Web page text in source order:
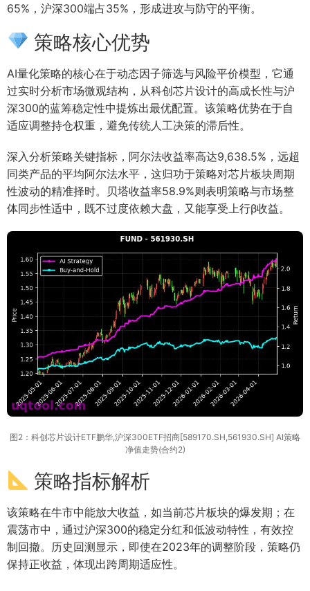
65%，沪深300端占35%，形成进攻与防守的平衡。
策略核心优势
AI量化策略的核心在于动态因子筛选与风险平价模型，它通
过实时分析市场微观结构，从科创芯片设计的高成长性与沪
深300的蓝筹稳定性中提炼出最优配置。该策略优势在于自
适应调整持仓权重，避免传统人工决策的滞后性。
深入分析策略关键指标，阿尔法收益率高达9,638.5%，远超
同类产品的平均阿尔法水平，这归功于策略对芯片板块周期
性波动的精准择时。贝塔收益率58.9%则表明策略与市场整
体同步性适中，既不过度依赖大盘，又能享受上行β收益。
图2：科创芯片设计ETF鹏华,沪深300ETF招商[589170.SH,561930.SH] AI策略
净值走势(合约2)
策略指标解析
该策略在牛市中能放大收益，如当前芯片板块的爆发期；在
震荡市中，通过沪深300的稳定分红和低波动特性，有效控
制回撤。历史回测显示，即使在2023年的调整阶段，策略仍
保持正收益，体现出跨周期适应性。